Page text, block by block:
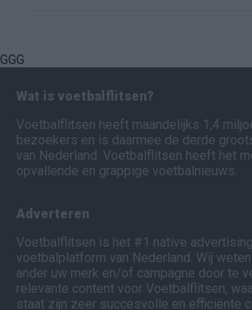
GGG
Wat is voetbalflitsen?
Voetbalflitsen heeft maandelijks 1,4
bezoekers en is daarmee de derde
van Nederland. Voetbalflitsen heeft het
opvallende en grappige voetbalnieuws.
Adverteren
Voetbalflitsen is het #1 native advertising
voetbalplatform van Nederland. Wij
ander uw merk en/of campagne door te
relevante content voor Voetbalflitsen,
staat zijn zeer succesvolle en efficiënte